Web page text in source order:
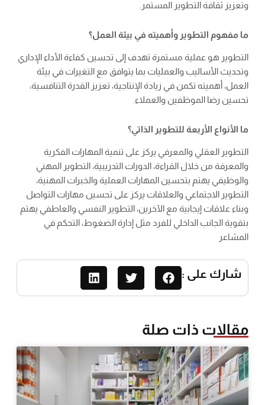
وتعزيز ثقافة التطوير المستمر.
ما مفهوم التطوير وأهميته في بيئة العمل؟
التطوير هو عملية مستمرة تهدف إلى تحسين كفاءة الأداء الإداري
وتحديث الأساليب والعمليات بما يتوافق مع التغيرات في بيئة
العمل، أهميته تكمن في زيادة الإنتاجية، تعزيز القدرة التنافسية،
تحسين رضا الموظفين والعملاء.
ما الأنواع الأربعة للتطوير الذاتي؟
التطوير العقلي والمعرفي يركز على تنمية المهارات الفكرية
والمعرفة من خلال القراءة، الدورات التدريبية، التطوير المهني
والوظيفي يهتم بتحسين المهارات العملية والخبرات المهنية،
التطوير الاجتماعي والعلاقات يركز على تحسين مهارات التواصل
وبناء علاقات إيجابية مع الآخرين، التطوير النفسي والعاطفي يهتم
بتقوية الجانب الداخلي للفرد مثل إدارة الضغوط، التحكم في
المشاعر
شارك على :
مقالات ذات صلة